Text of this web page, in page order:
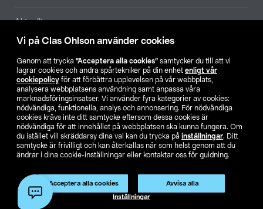
Vi på Clas Ohlson använder cookies
Genom att trycka ”Acceptera alla cookies” samtycker du till att vi
lagrar cookies och andra spårtekniker på din enhet enligt vår
cookiepolicy för att förbättra upplevelsen på vår webbplats,
analysera webbplatsens användning samt anpassa våra
marknadsföringsinsatser. Vi använder fyra kategorier av cookies:
nödvändiga, funktionella, analys och annonsering. För nödvändiga
cookies krävs inte ditt samtycke eftersom dessa cookies är
nödvändiga för att innehållet på webbplatsen ska kunna fungera. Om
du istället vill skräddarsy dina val kan du trycka på inställningar. Ditt
samtycke är frivilligt och kan återkallas när som helst genom att du
ändrar i dina cookie-inställningar eller kontaktar oss för guidning.
Acceptera alla cookies Avvisa alla
Inställningar
Aktuellt
Hitta butik
SE NO FI
Köpvillkor Privacy statement Klubbvillkor
För företag
Ändra till priser exklusive moms